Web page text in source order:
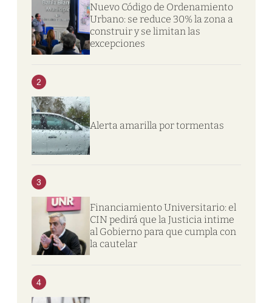
Nuevo Código de Ordenamiento
Urbano: se reduce 30% la zona a
construir y se limitan las
excepciones
2
Alerta amarilla por tormentas
3
Financiamiento Universitario: el
CIN pedirá que la Justicia intime
al Gobierno para que cumpla con
la cautelar
4